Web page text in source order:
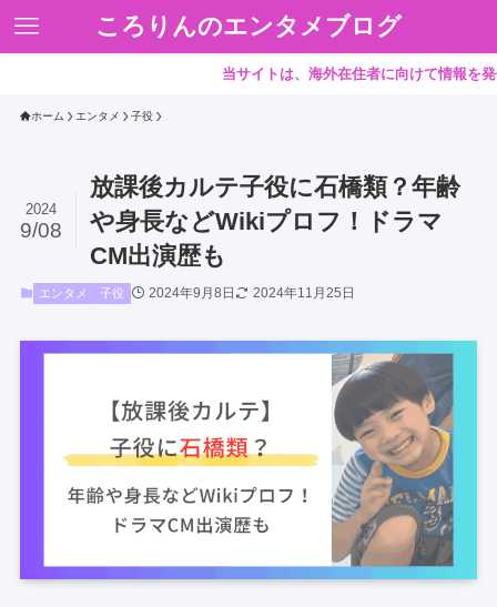
ころりんのエンタメブログ
当サイトは、海外在住者に向けて情報を発信してい
ホーム エンタメ 子役
放課後カルテ子役に石橋類？年齢
や身長などWikiプロフ！ドラマ
CM出演歴も
2024
9/08
エンタメ 子役 2024年9月8日 2024年11月25日